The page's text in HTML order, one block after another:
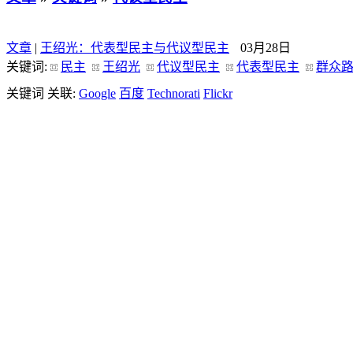
文章 | 王绍光：代表型民主与代议型民主
03月28日
关键词:
民主 王绍光 代议型民主 代表型民主 群众
关键词 关联: Google 百度 Technorati Flickr